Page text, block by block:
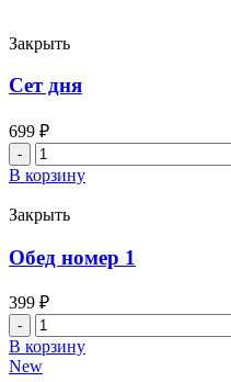
Закрыть
Сет дня
699 ₽
Количество
товара
Сет
дня
В корзину
Закрыть
Обед номер 1
399 ₽
Количество
товара
Обед
В корзину
New